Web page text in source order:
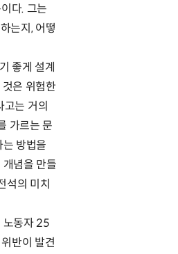
다. 그는
는지, 어떻
좋게 설계
은 위험한
고는 거의
가르는 문
방법을
념을 만들
석의 미치
노동자 25
반이 발견